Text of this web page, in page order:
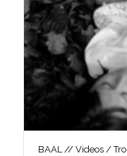
BAAL // Videos /